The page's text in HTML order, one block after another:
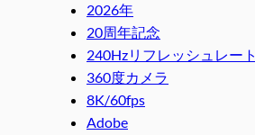
2026年
20周年記念
240Hzリフレッシュレート
360度カメラ
8K/60fps
Adobe